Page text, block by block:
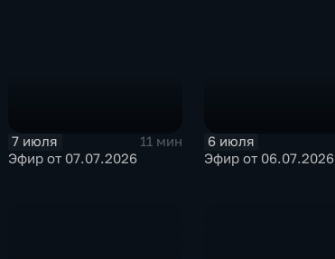
7 июля
11 мин
Эфир от 07.07.2026
6 июля
Эфир от 06.07.2026